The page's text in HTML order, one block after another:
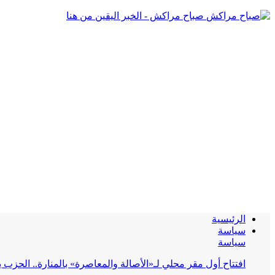
صباح مراكش - الخبر اليقين من هنا
الرئيسية
سياسة
سياسة
افتتاح أول مقر محلي لـ«الأصالة والمعاصرة» بالمنارة..